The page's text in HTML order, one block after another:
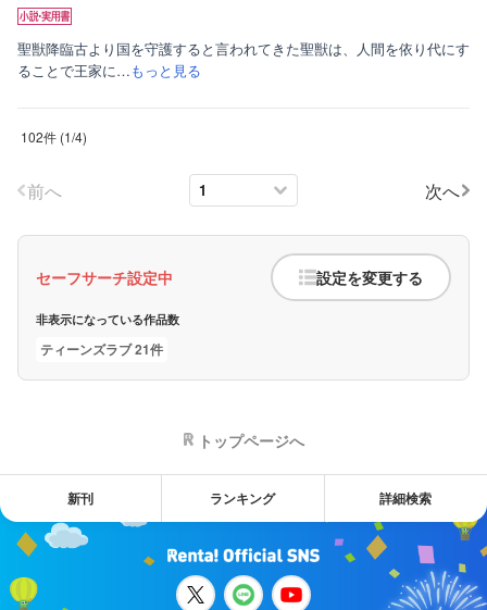
聖獣降臨古より国を守護すると言われてきた聖獣は、人間を依り代にす
ることで王家に…もっと見る
102件 (1/4)
前へ 次へ
セーフサーチ設定中 設定を変更する
非表示になっている作品数
ティーンズラブ 21件
トップページへ
新刊 ランキング 詳細検索